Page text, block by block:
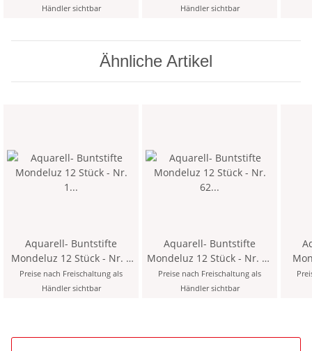
Händler sichtbar
Händler sichtbar
Ähnliche Artikel
Aquarell- Buntstifte
Mondeluz 12 Stück - Nr. 1
Titanium White
Preise nach Freischaltung als
Händler sichtbar
Aquarell- Buntstifte
Mondeluz 12 Stück - Nr. 62
Apple Green
Preise nach Freischaltung als
Händler sichtbar